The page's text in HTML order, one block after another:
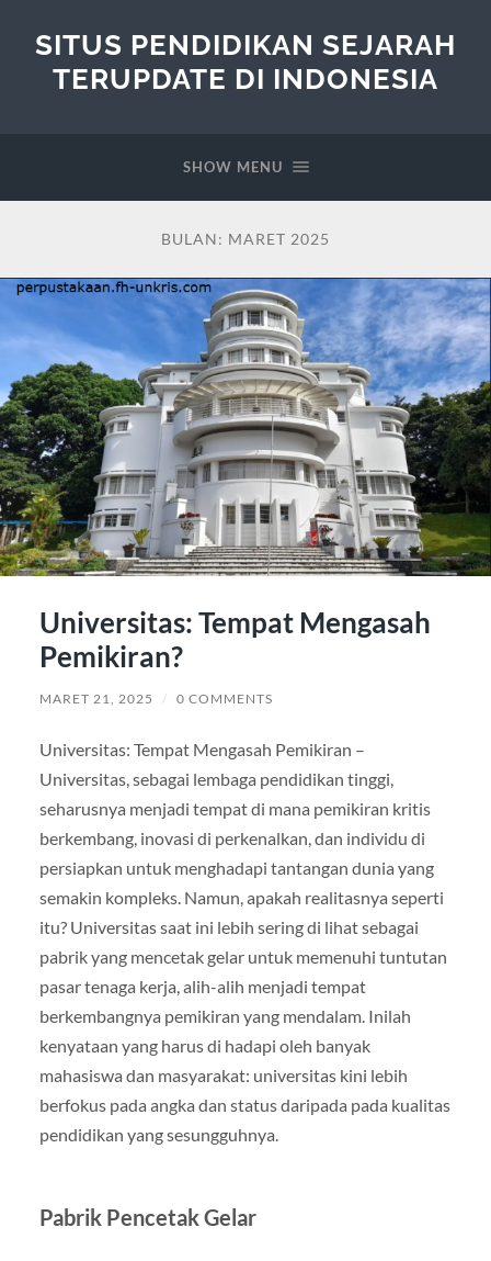
SITUS PENDIDIKAN SEJARAH
TERUPDATE DI INDONESIA
SHOW MENU
BULAN: MARET 2025
Universitas: Tempat Mengasah
Pemikiran?
MARET 21, 2025 / 0 COMMENTS
Universitas: Tempat Mengasah Pemikiran –
Universitas, sebagai lembaga pendidikan tinggi,
seharusnya menjadi tempat di mana pemikiran kritis
berkembang, inovasi di perkenalkan, dan individu di
persiapkan untuk menghadapi tantangan dunia yang
semakin kompleks. Namun, apakah realitasnya seperti
itu? Universitas saat ini lebih sering di lihat sebagai
pabrik yang mencetak gelar untuk memenuhi tuntutan
pasar tenaga kerja, alih-alih menjadi tempat
berkembangnya pemikiran yang mendalam. Inilah
kenyataan yang harus di hadapi oleh banyak
mahasiswa dan masyarakat: universitas kini lebih
berfokus pada angka dan status daripada pada kualitas
pendidikan yang sesungguhnya.
Pabrik Pencetak Gelar